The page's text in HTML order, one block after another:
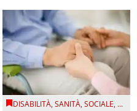
DISABILITÀ,SANITÀ,SOCIALE, ...